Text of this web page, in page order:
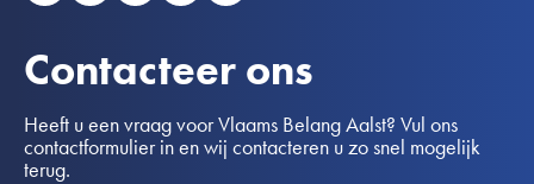
Contacteer ons
Heeft u een vraag voor Vlaams Belang Aalst? Vul ons
contactformulier in en wij contacteren u zo snel mogelijk
terug.